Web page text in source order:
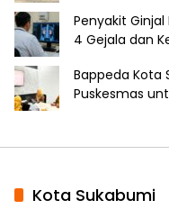
Penyakit
4 Gejala dan
Bappeda Kota
Puskesmas
Kota Sukabumi